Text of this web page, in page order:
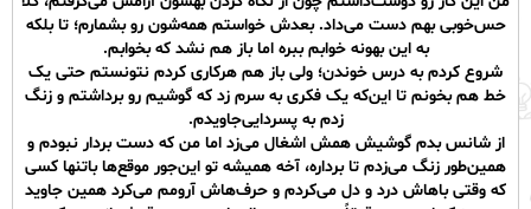
حس‌خوبی بهم دست‌ می‌داد. بعدش خواستم همه‌شون رو بشمارم؛ تا بلکه
به این بهونه خوابم ببره اما باز هم نشد که بخوابم.
شروع کردم به درس خوندن؛ ولی باز‌ هم هرکاری کردم نتونستم حتی یک
خط هم بخونم تا این‌که یک فکری به سرم زد که گوشیم رو برداشتم و زنگ
زدم به پسر‌دایی‌جاویدم.
از شانس بدم گوشیش همش‌ اشغال می‌زد اما من که دست بردار نبودم و
همین‌طور زنگ می‌زدم تا برداره، آخه همیشه تو این‌جور موقع‌ها باتنها کسی
که وقتی باهاش درد و دل‌ می‌کردم و حرف‌هاش آرومم می‌کرد همین جاوید